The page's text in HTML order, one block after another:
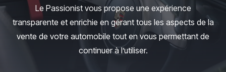
Le Passionist vous propose une expérience
transparente et enrichie en gérant tous les aspects de la
vente de votre automobile tout en vous permettant de
continuer à l’utiliser.